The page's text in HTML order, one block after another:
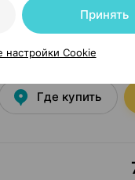
Где купить
Принять
настройки Cookie